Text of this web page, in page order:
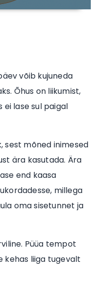
võib kujuneda
Õhus on liikumist,
lase sul paigal
mõned inimesed
ära kasutada. Ära
end kaasa
millega
oma sisetunnet ja
Püüa tempot
kehas liiga tugevalt